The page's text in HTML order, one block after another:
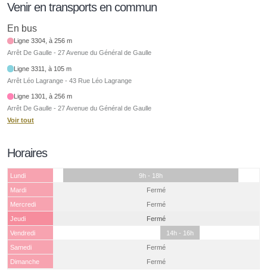
Venir en transports en commun
En bus
Ligne 3304, à 256 m
Arrêt De Gaulle - 27 Avenue du Général de Gaulle
Ligne 3311, à 105 m
Arrêt Léo Lagrange - 43 Rue Léo Lagrange
Ligne 1301, à 256 m
Arrêt De Gaulle - 27 Avenue du Général de Gaulle
Voir tout
Horaires
Lundi
9h - 18h
Mardi
Fermé
Mercredi
Fermé
Jeudi
Fermé
Vendredi
14h - 16h
Samedi
Fermé
Dimanche
Fermé